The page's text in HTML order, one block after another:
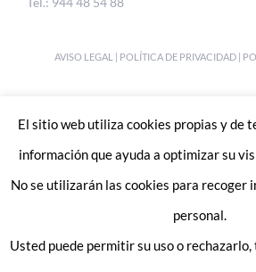
AVISO LEGAL | POLÍTICA DE PRIVACIDAD |
El sitio web utiliza cookies propias y de
información que ayuda a optimizar su
No se utilizarán las cookies para recoger
personal.
Usted puede permitir su uso o